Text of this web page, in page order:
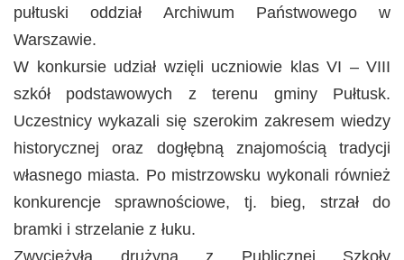
pułtuski oddział Archiwum Państwowego w
Warszawie.
W konkursie udział wzięli uczniowie klas VI – VIII
szkół podstawowych z terenu gminy Pułtusk.
Uczestnicy wykazali się szerokim zakresem wiedzy
historycznej oraz dogłębną znajomością tradycji
własnego miasta. Po mistrzowsku wykonali również
konkurencje sprawnościowe, tj. bieg, strzał do
bramki i strzelanie z łuku.